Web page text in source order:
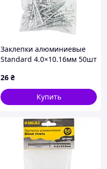
Заклепки алюминиевые
Standard 4.0×10.16мм 50шт
26 ₴
Купить